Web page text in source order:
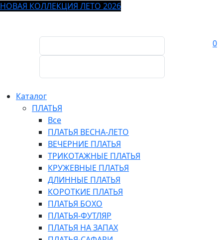
НОВАЯ КОЛЛЕКЦИЯ ЛЕТО 2026
0
Каталог
ПЛАТЬЯ
Все
ПЛАТЬЯ ВЕСНА-ЛЕТО
ВЕЧЕРНИЕ ПЛАТЬЯ
ТРИКОТАЖНЫЕ ПЛАТЬЯ
КРУЖЕВНЫЕ ПЛАТЬЯ
ДЛИННЫЕ ПЛАТЬЯ
КОРОТКИЕ ПЛАТЬЯ
ПЛАТЬЯ БОХО
ПЛАТЬЯ-ФУТЛЯР
ПЛАТЬЯ НА ЗАПАХ